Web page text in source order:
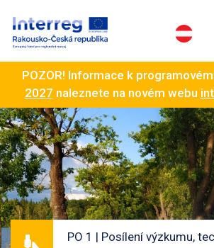
POZOR! Informace k
2027 naleznete na novém webu
PO 1 | Posílení výzkumu,